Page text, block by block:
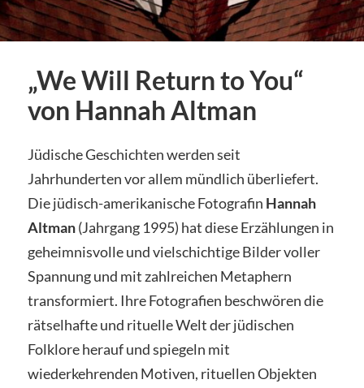
„We Will Return to You“
von Hannah Altman
Jüdische Geschichten werden seit
Jahrhunderten vor allem mündlich überliefert.
Die jüdisch-amerikanische Fotografin Hannah
Altman(Jahrgang 1995) hat diese Erzählungen in
geheimnisvolle und vielschichtige Bilder voller
Spannung und mit zahlreichen Metaphern
transformiert. Ihre Fotografien beschwören die
rätselhafte und rituelle Welt der jüdischen
Folklore herauf und spiegeln mit
wiederkehrenden Motiven, rituellen Objekten